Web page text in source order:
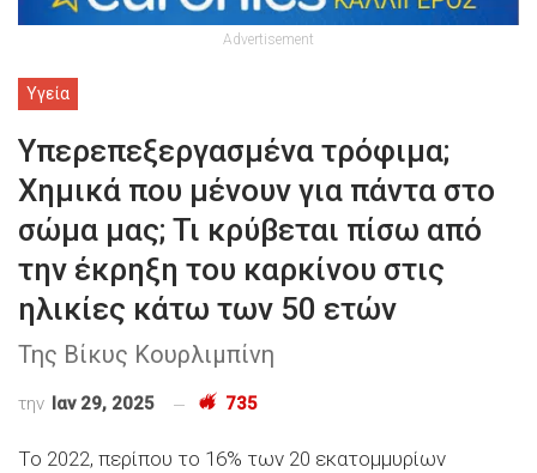
Advertisement
Υγεία
Υπερεπεξεργασμένα τρόφιμα;
Χημικά που μένουν για πάντα στο
σώμα μας; Τι κρύβεται πίσω από
την έκρηξη του καρκίνου στις
ηλικίες κάτω των 50 ετών
Της Βίκυς Κουρλιμπίνη
την Ιαν 29, 2025 735
Το 2022, περίπου το 16% των 20 εκατομμυρίων